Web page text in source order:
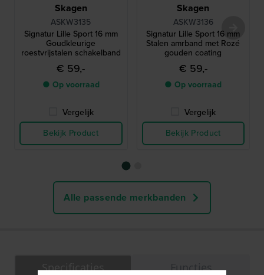
Skagen
ASKW3135
Signatur Lille Sport 16 mm
Goudkleurige
roestvrijstalen schakelband
€ 59,-
● Op voorraad
Vergelijk
Bekijk Product
Skagen
ASKW3136
Signatur Lille Sport 16 mm
Stalen amrband met Rozé
gouden coating
€ 59,-
● Op voorraad
Vergelijk
Bekijk Product
Alle passende merkbanden
Specificaties Functies